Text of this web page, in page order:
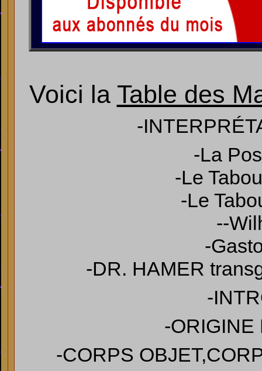
Voici la Table des
-
-La
-Le
-Le
--
-
-DR. HAMER
-
-ORIGINE
-CORPS